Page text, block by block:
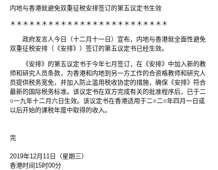
内地与香港就避免双重征税安排签订的第五议定书生效
＊＊＊＊＊＊＊＊＊＊＊＊＊＊＊＊＊＊＊＊＊＊＊＊＊
政府发言人今日（十二月十一日）宣布，内地与香港就全面性避免
双重征税安排（《安排》）签订的第五议定书已经生效。
《安排》的第五议定书于今年七月签订，在《安排》中加入新的教
师和研究人员条款，为香港和内地到另一方工作的合资格教师和研究人
员提供税务宽免，并加入防止滥用税收协定的措施，确保《安排》符合
最新的国际税务标准。该议定书在双方完成有关的批准程序后，已于二
○一九年十二月六日生效。该议定书在香港适用于二○二○年四月一日或
以后开始的课税年度中取得的收入。
完
2019年12月11日（星期三）
香港时间15时00分